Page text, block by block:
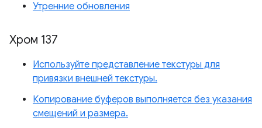
Утренние обновления
Хром 137
Используйте представление текстуры для
привязки внешней текстуры.
Копирование буферов выполняется без указания
смещений и размера.